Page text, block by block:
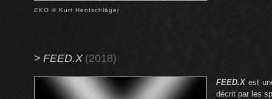
EKO © Kurt Hentschläger
> FEED.X (2018)
FEED.X est
décrit par les